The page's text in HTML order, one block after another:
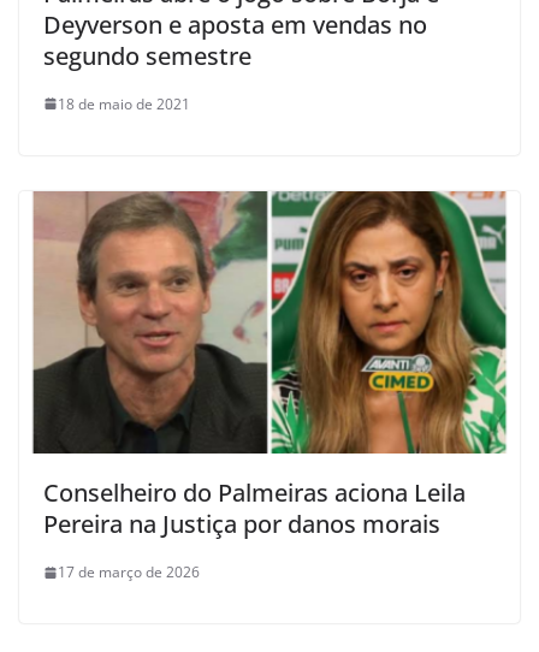
Deyverson e aposta em vendas no
segundo semestre
18 de maio de 2021
Conselheiro do Palmeiras aciona Leila
Pereira na Justiça por danos morais
17 de março de 2026